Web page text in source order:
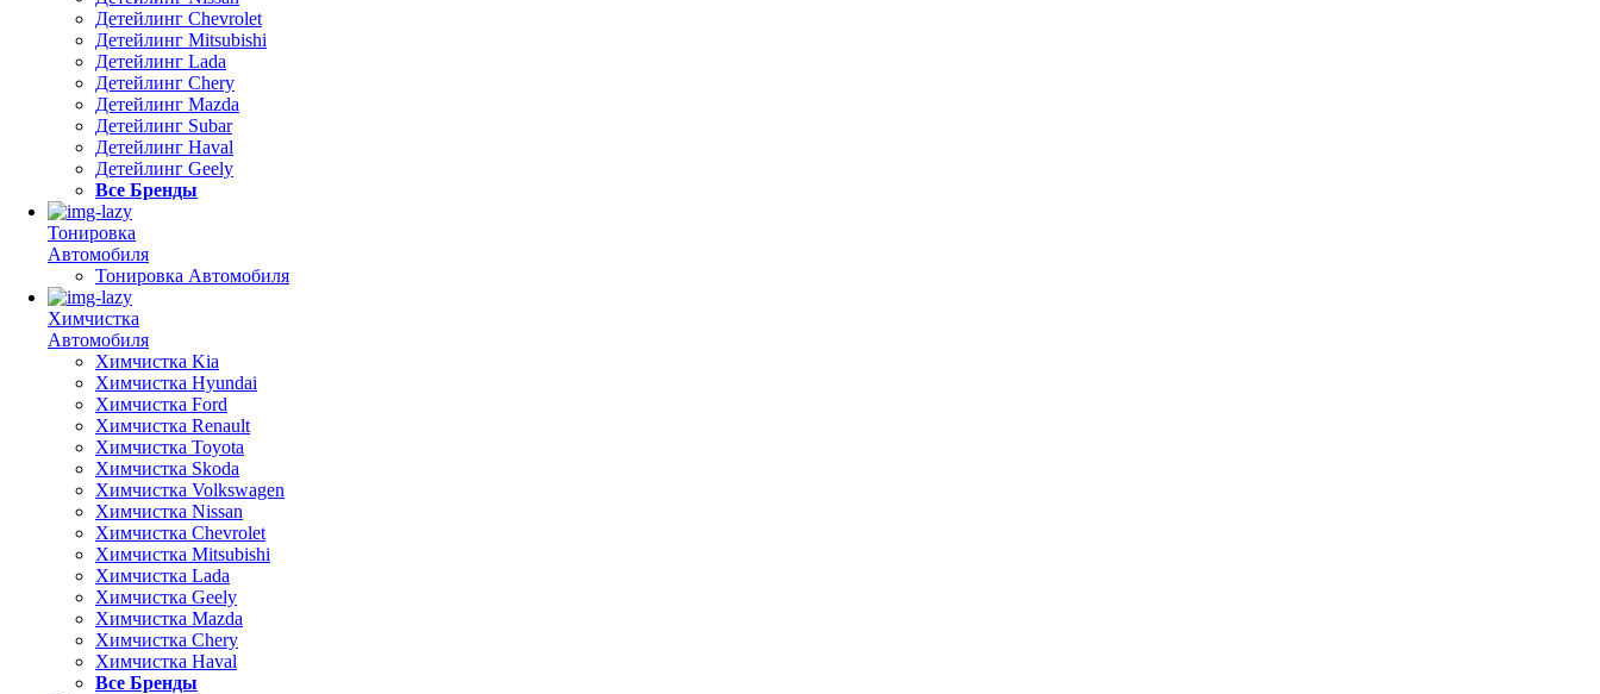
Детейлинг Chevrolet
Детейлинг Mitsubishi
Детейлинг Lada
Детейлинг Chery
Детейлинг Mazda
Детейлинг Subar
Детейлинг Haval
Детейлинг Geely
Все Бренды
Тонировка
Автомобиля
Тонировка Автомобиля
Химчистка
Автомобиля
Химчистка Kia
Химчистка Hyundai
Химчистка Ford
Химчистка Renault
Химчистка Toyota
Химчистка Skoda
Химчистка Volkswagen
Химчистка Nissan
Химчистка Chevrolet
Химчистка Mitsubishi
Химчистка Lada
Химчистка Geely
Химчистка Mazda
Химчистка Chery
Химчистка Haval
Все Бренды